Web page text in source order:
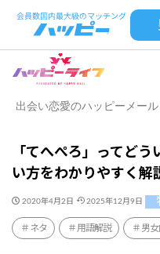
出会い恋愛のハッピーメール
「てへぺろ」ってど
い方をわかりやすく解
2020年4月2日 2025年12月9日
ネタ 用語解説 男